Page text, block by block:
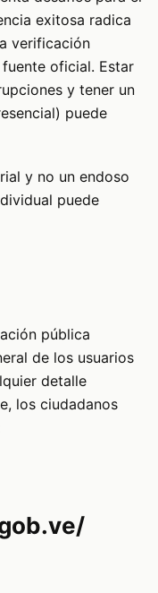
exitosa radica
verificación
oficial. Estar
y tener un
puede
y no un endoso
puede
pública
de los usuarios
detalle
los ciudadanos